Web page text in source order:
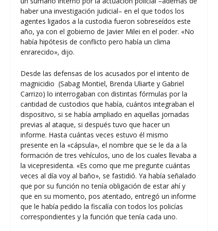
haber una investigación judicial– en el que todos los
agentes ligados a la custodia fueron sobreseídos este
año, ya con el gobierno de Javier Milei en el poder. «No
había hipótesis de conflicto pero había un clima
enrarecido», dijo.
Desde las defensas de los acusados por el intento de
magnicidio (Sabag Montiel, Brenda Uliarte y Gabriel
Carrizo) lo interrogaban con distintas fórmulas por la
cantidad de custodios que había, cuántos integraban el
dispositivo, si se había ampliado en aquellas jornadas
previas al ataque, si después tuvo que hacer un
informe. Hasta cuántas veces estuvo él mismo
presente en la «cápsula», el nombre que se le da a la
formación de tres vehículos, uno de los cuales llevaba a
la vicepresidenta. «Es como que me pregunte cuántas
veces al día voy al baño», se fastidió. Ya había señalado
que por su función no tenía obligación de estar ahí y
que en su momento, pos atentado, entregó un informe
que le había pedido la fiscalía con todos los policías
correspondientes y la función que tenía cada uno.